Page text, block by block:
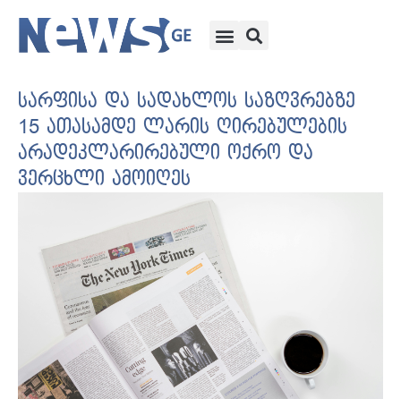
სარფისა და სადახლოს საზღვრებზე
15 ათასამდე ლარის ღირებულების
არადეკლარირებული ოქრო და
ვერცხლი ამოიღეს